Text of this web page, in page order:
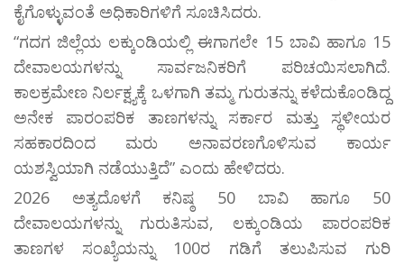
ಕೈಗೊಳ್ಳುವಂತೆ ಅಧಿಕಾರಿಗಳಿಗೆ ಸೂಚಿಸಿದರು.
“ಗದಗ ಜಿಲ್ಲೆಯ ಲಕ್ಕುಂಡಿಯಲ್ಲಿ ಈಗಾಗಲೇ 15 ಬಾವಿ ಹಾಗೂ 15
ದೇವಾಲಯಗಳನ್ನು ಸಾರ್ವಜನಿಕರಿಗೆ ಪರಿಚಯಿಸಲಾಗಿದೆ.
ಕಾಲಕ್ರಮೇಣ ನಿರ್ಲಕ್ಷ್ಯಕ್ಕೆ ಒಳಗಾಗಿ ತಮ್ಮ ಗುರುತನ್ನು ಕಳೆದುಕೊಂಡಿದ್ದ
ಅನೇಕ ಪಾರಂಪರಿಕ ತಾಣಗಳನ್ನು ಸರ್ಕಾರ ಮತ್ತು ಸ್ಥಳೀಯರ
ಸಹಕಾರದಿಂದ ಮರು ಅನಾವರಣಗೊಳಿಸುವ ಕಾರ್ಯ
ಯಶಸ್ವಿಯಾಗಿ ನಡೆಯುತ್ತಿದೆ” ಎಂದು ಹೇಳಿದರು.
2026 ಅತ್ಯದೊಳಗೆ ಕನಿಷ್ಠ 50 ಬಾವಿ ಹಾಗೂ 50
ದೇವಾಲಯಗಳನ್ನು ಗುರುತಿಸುವ, ಲಕ್ಕುಂಡಿಯ ಪಾರಂಪರಿಕ
ತಾಣಗಳ ಸಂಖ್ಯೆಯನ್ನು 100ರ ಗಡಿಗೆ ತಲುಪಿಸುವ ಗುರಿ